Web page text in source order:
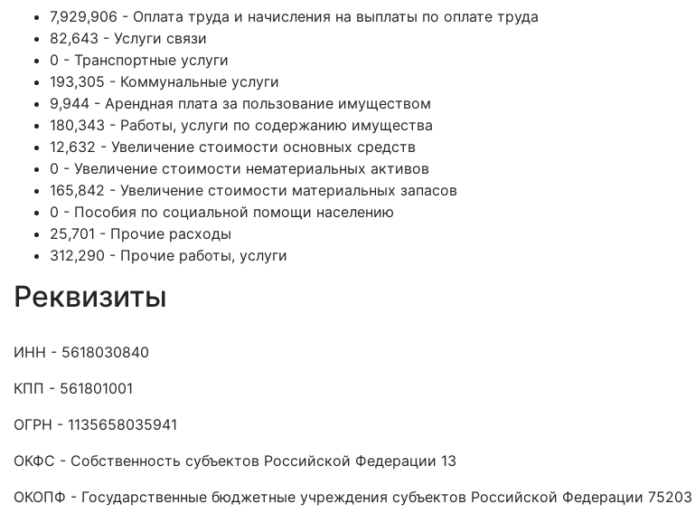
7,929,906 - Оплата труда и начисления на выплаты по оплате труда
82,643 - Услуги связи
0 - Транспортные услуги
193,305 - Коммунальные услуги
9,944 - Арендная плата за пользование имуществом
180,343 - Работы, услуги по содержанию имущества
12,632 - Увеличение стоимости основных средств
0 - Увеличение стоимости нематериальных активов
165,842 - Увеличение стоимости материальных запасов
0 - Пособия по социальной помощи населению
25,701 - Прочие расходы
312,290 - Прочие работы, услуги
Реквизиты
ИНН - 5618030840
КПП - 561801001
ОГРН - 1135658035941
ОКФС - Собственность субъектов Российской Федерации 13
ОКОПФ - Государственные бюджетные учреждения субъектов Российской Федерации 75203